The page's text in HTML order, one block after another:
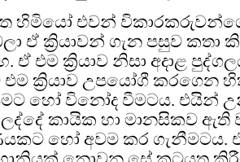
හිමියෝ එවන් විකාරකරුවන්ගේ
ඒ ක්‍රියාවන් ගැන පසුව කතා
ඒ එම ක්‍රියාව නිසා අදාළ
ක්‍රියාව උපයෝගී කරගෙන
හෝ විනෝද වීමටය. එයින්
කායික හා මානසිකව ඇති
හෝ අවම කර ගැනීමටය.
නොවන සේ කටයුතු